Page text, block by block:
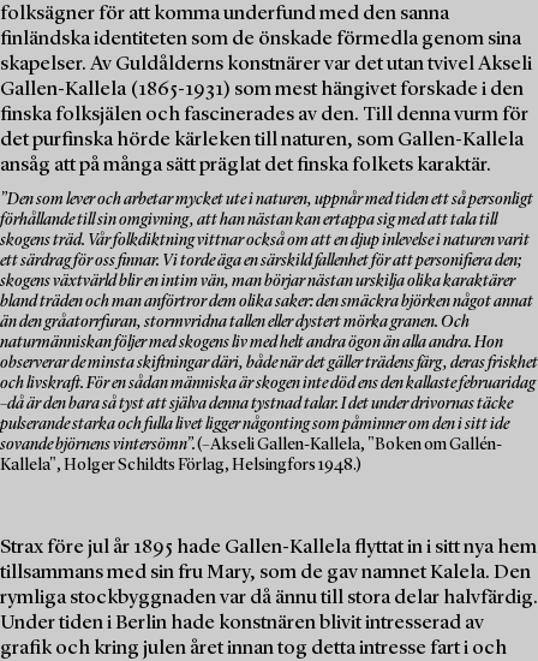
folksägner för att komma underfund med den sanna
finländska identiteten som de önskade förmedla genom sina
skapelser. Av Guldålderns konstnärer var det utan tvivel Akseli
Gallen-Kallela (1865-1931) som mest hängivet forskade i den
finska folksjälen och fascinerades av den. Till denna vurm för
det purfinska hörde kärleken till naturen, som Gallen-Kallela
ansåg att på många sätt präglat det finska folkets karaktär.
”Den som lever och arbetar mycket ute i naturen, uppnår med tiden ett så personligt
förhållande till sin omgivning, att han nästan kan ertappa sig med att tala till
skogens träd. Vår folkdiktning vittnar också om att en djup inlevelse i naturen varit
ett särdrag för oss finnar. Vi torde äga en särskild fallenhet för att personifiera den;
skogens växtvärld blir en intim vän, man börjar nästan urskilja olika karaktärer
bland träden och man anförtror dem olika saker: den smäckra björken något annat
än den gråatorrfuran, stormvridna tallen eller dystert mörka granen. Och
naturmänniskan följer med skogens liv med helt andra ögon än alla andra. Hon
observerar de minsta skiftningar däri, både när det gäller trädens färg, deras friskhet
och livskraft. För en sådan människa är skogen inte död ens den kallaste februaridag
–då är den bara så tyst att själva denna tystnad talar. I det under drivornas täcke
pulserande starka och fulla livet ligger någonting som påminner om den i sitt ide
sovande björnens vintersömn”.(–Akseli Gallen-Kallela, "Boken om Gallén-
Kallela", Holger Schildts Förlag, Helsingfors 1948.)
Strax före jul år 1895 hade Gallen-Kallela flyttat in i sitt nya hem
tillsammans med sin fru Mary, som de gav namnet Kalela. Den
rymliga stockbyggnaden var då ännu till stora delar halvfärdig.
Under tiden i Berlin hade konstnären blivit intresserad av
grafik och kring julen året innan tog detta intresse fart i och